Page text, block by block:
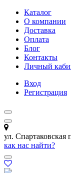
Каталог
О компании
Доставка
Оплата
Блог
Контакты
Личный
Вход
Регистрация
ул. Спартаковская
как нас найти?